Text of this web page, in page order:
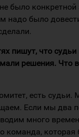
было конкретной
надо было
пишут, что судьи
решения. Что
есть судьи.
Если мы два
много
команда,